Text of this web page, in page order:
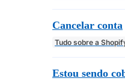
Cancelar conta
Tudo sobre a
Estou sendo